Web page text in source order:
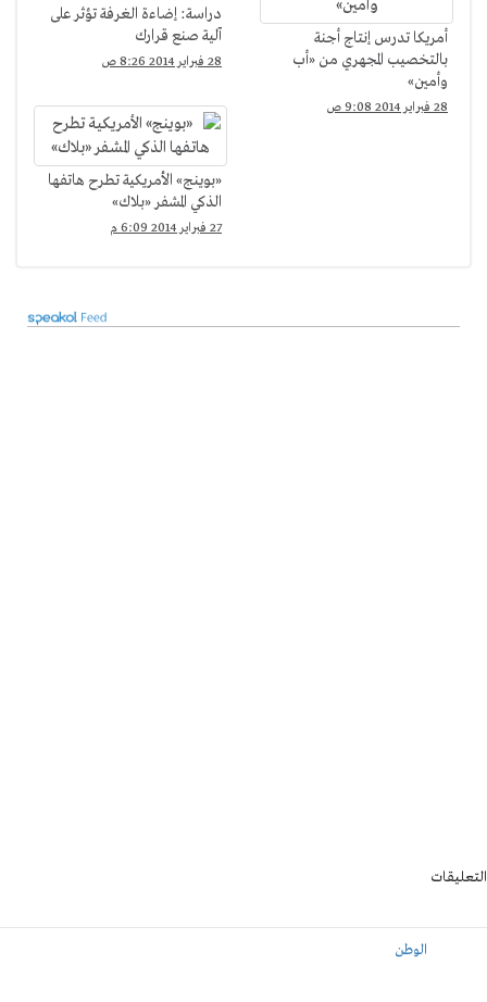
أمريكا تدرس إنتاج أجنة
بالتخصيب المجهري من «أب
وأمين»
28 فبراير 2014 9:08 ص
دراسة: إضاءة الغرفة تؤثر على
آلية صنع قرارك
28 فبراير 2014 8:26 ص
«بوينج» الأمريكية تطرح هاتفها
الذكي المشفر «بلاك»
27 فبراير 2014 6:09 م
التعليقات
الوطن